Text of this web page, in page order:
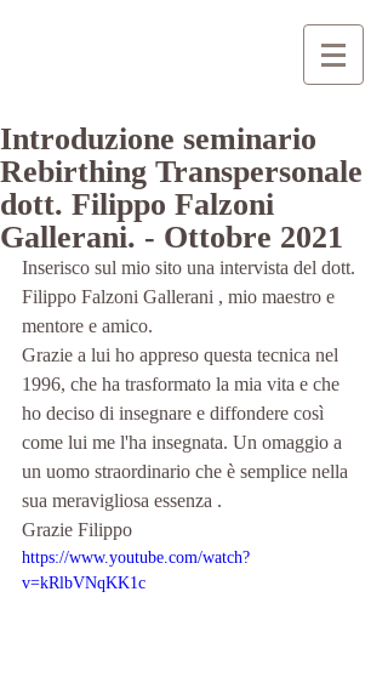
Introduzione seminario
Rebirthing Transpersonale
dott. Filippo Falzoni
Gallerani. - Ottobre 2021
Inserisco sul mio sito una intervista del dott.
Filippo Falzoni Gallerani , mio maestro e
mentore e amico.
Grazie a lui ho appreso questa tecnica nel
1996, che ha trasformato la mia vita e che
ho deciso di insegnare e diffondere così
come lui me l'ha insegnata. Un omaggio a
un uomo straordinario che è semplice nella
sua meravigliosa essenza .
Grazie Filippo
https://www.youtube.com/watch?
v=kRlbVNqKK1c